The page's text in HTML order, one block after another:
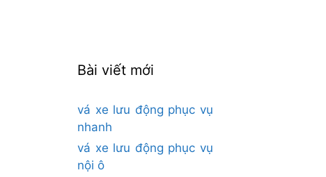
Bài viết mới
vá xe lưu động phục vụ
nhanh
vá xe lưu động phục vụ
nội ô